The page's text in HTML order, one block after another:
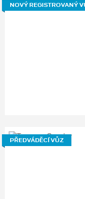
NOVÝ REGISTROVANÝ
PŘEDVÁDĚCÍ VŮZ